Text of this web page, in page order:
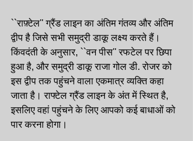
``राफ़्टेल'' ग्रैंड लाइन का अंतिम गंतव्य और अंतिम
द्वीप है जिसे सभी समुद्री डाकू लक्ष्य करते हैं।
किंवदंती के अनुसार, ``वन पीस'' रफटेल पर छिपा
हुआ है, और समुद्री डाकू राजा गोल डी. रोजर को
इस द्वीप तक पहुंचने वाला एकमात्र व्यक्ति कहा
जाता है। राफ्टेल ग्रैंड लाइन के अंत में स्थित है,
इसलिए वहां पहुंचने के लिए आपको कई बाधाओं को
पार करना होगा।